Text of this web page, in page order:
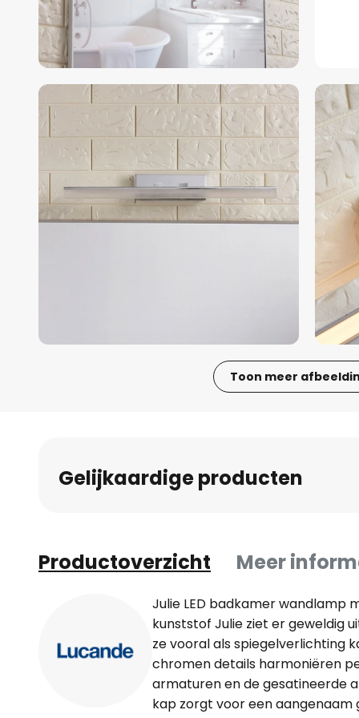
Toon meer
vanGelijkaardige producten
Productoverzicht Meer
Julie LED badkamer wandlamp
kunststof Julie ziet er geweldig
ze vooral als spiegelverlichting
chromen details harmoniëren
armaturen en de gesatineerde
kap zorgt voor een aangenaam